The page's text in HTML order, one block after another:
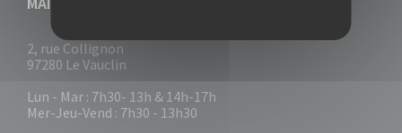
2, rue Collignon
97280 Le Vauclin
Lun - Mar : 7h30- 13h & 14h-17h
Mer-Jeu-Vend : 7h30 - 13h30